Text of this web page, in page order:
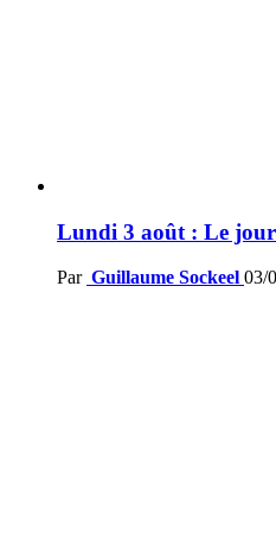
Lundi 3 août : Le
Par Guillaume Sockeel 03/